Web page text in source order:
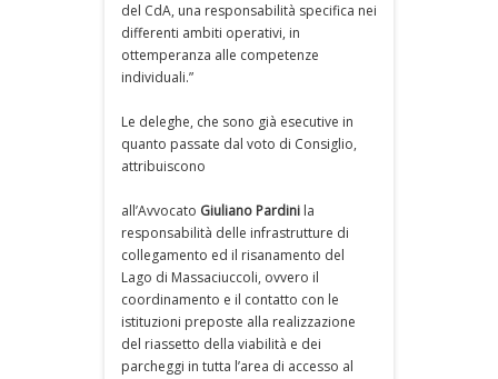
del CdA, una responsabilità specifica nei
differenti ambiti operativi, in
ottemperanza alle competenze
individuali.”
Le deleghe, che sono già esecutive in
quanto passate dal voto di Consiglio,
attribuiscono
all’Avvocato Giuliano Pardini la
responsabilità delle infrastrutture di
collegamento ed il risanamento del
Lago di Massaciuccoli, ovvero il
coordinamento e il contatto con le
istituzioni preposte alla realizzazione
del riassetto della viabilità e dei
parcheggi in tutta l’area di accesso al